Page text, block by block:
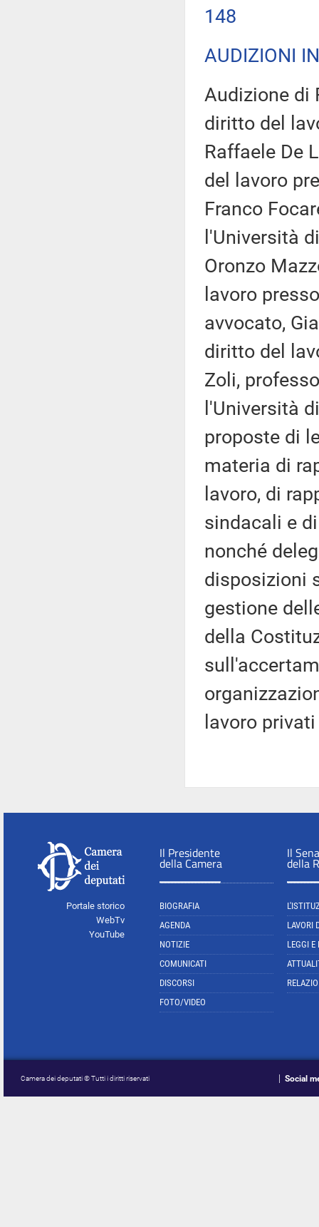
148
AUDIZIONI
Audizione di
diritto del
Raffaele De
del lavoro
Franco
l'Università
Oronzo
lavoro
avvocato,
diritto del
Zoli,
l'Università
proposte di
materia di
lavoro, di
sindacali e
nonché
disposizioni
gestione
della
lavoro
Portale storico
WebTv
YouTube
Il Presidente
della Camera
BIOGRAFIA
AGENDA
NOTIZIE
COMUNICATI
DISCORSI
FOTO/VIDEO
Il
della
LAVORI
LEGGI E
Camera dei deputati © Tutti i diritti riservati Social